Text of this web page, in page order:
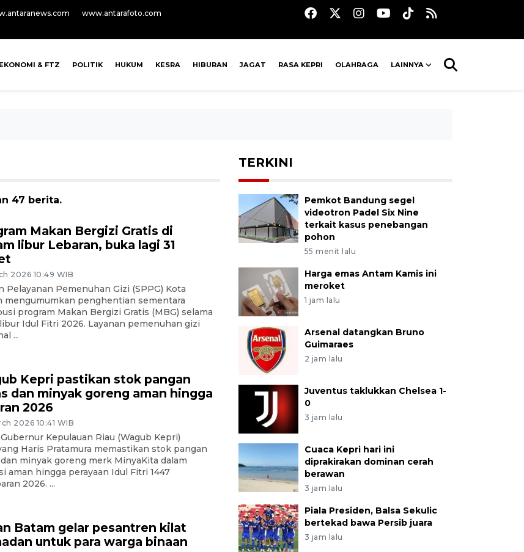
www.antarafoto.com
EKONOMI & FTZ POLITIK HUKUM KESRA HIBURAN JAGAT RASA KEPRI OLAHRAGA LAINNYA
47 berita.
Makan Bergizi Gratis di
libur Lebaran, buka lagi 31
2026 10:49 WIB
Pelayanan Pemenuhan Gizi (SPPG) Kota
mengumumkan penghentian sementara
program Makan Bergizi Gratis (MBG) selama
Idul Fitri 2026. Layanan pemenuhan gizi
...
Kepri pastikan stok pangan
dan minyak goreng aman hingga
2026
2026 10:41 WIB
Kepulauan Riau (Wagub Kepri)
Haris Pratamura memastikan stok pangan
minyak goreng merk MinyaKita dalam
aman hingga perayaan Idul Fitri 1447
2026. ...
Batam gelar pesantren kilat
untuk para warga binaan
TERKINI
Pemkot Bandung segel
videotron Padel Six Nine
terkait kasus penebangan
pohon
55 menit lalu
Harga emas Antam Kamis ini
meroket
1 jam lalu
Arsenal datangkan Bruno
Guimaraes
2 jam lalu
Juventus taklukkan Chelsea 1-
0
3 jam lalu
Cuaca Kepri hari ini
diprakirakan dominan cerah
berawan
3 jam lalu
Piala Presiden, Balsa Sekulic
bertekad bawa Persib juara
3 jam lalu